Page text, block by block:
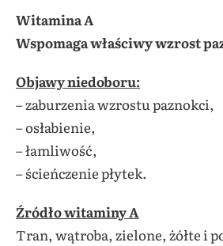
Witamina A
Wspomaga właściwy wzrost
Objawy niedoboru:
– zaburzenia wzrostu paznokci,
– osłabienie,
– łamliwość,
– ścieńczenie płytek.
Źródło witaminy A
Tran, wątroba, zielone, żółte i